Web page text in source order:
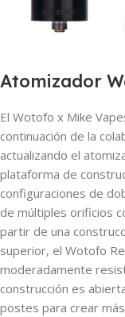
Atomizador
El Wotofo x Mike
continuación de la
actualizando el
plataforma de
configuraciones de
de múltiples orificios
partir de una
superior, el Wotofo
moderadamente
construcción es
postes para crear